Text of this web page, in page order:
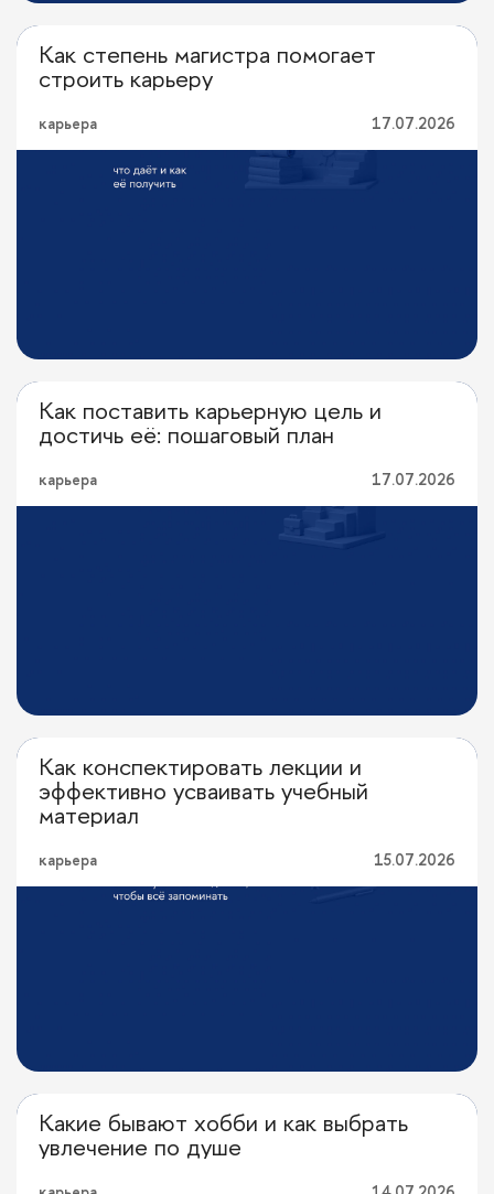
Привычка учиться
Как степень магистра помогает
строить карьеру
карьера 17.07.2026
Карьерный лифт
Как поставить карьерную цель и
достичь её: пошаговый план
карьера 17.07.2026
Привычка учиться
Как конспектировать лекции и
эффективно усваивать учебный
материал
карьера 15.07.2026
Перевод с профессионального
Какие бывают хобби и как выбрать
увлечение по душе